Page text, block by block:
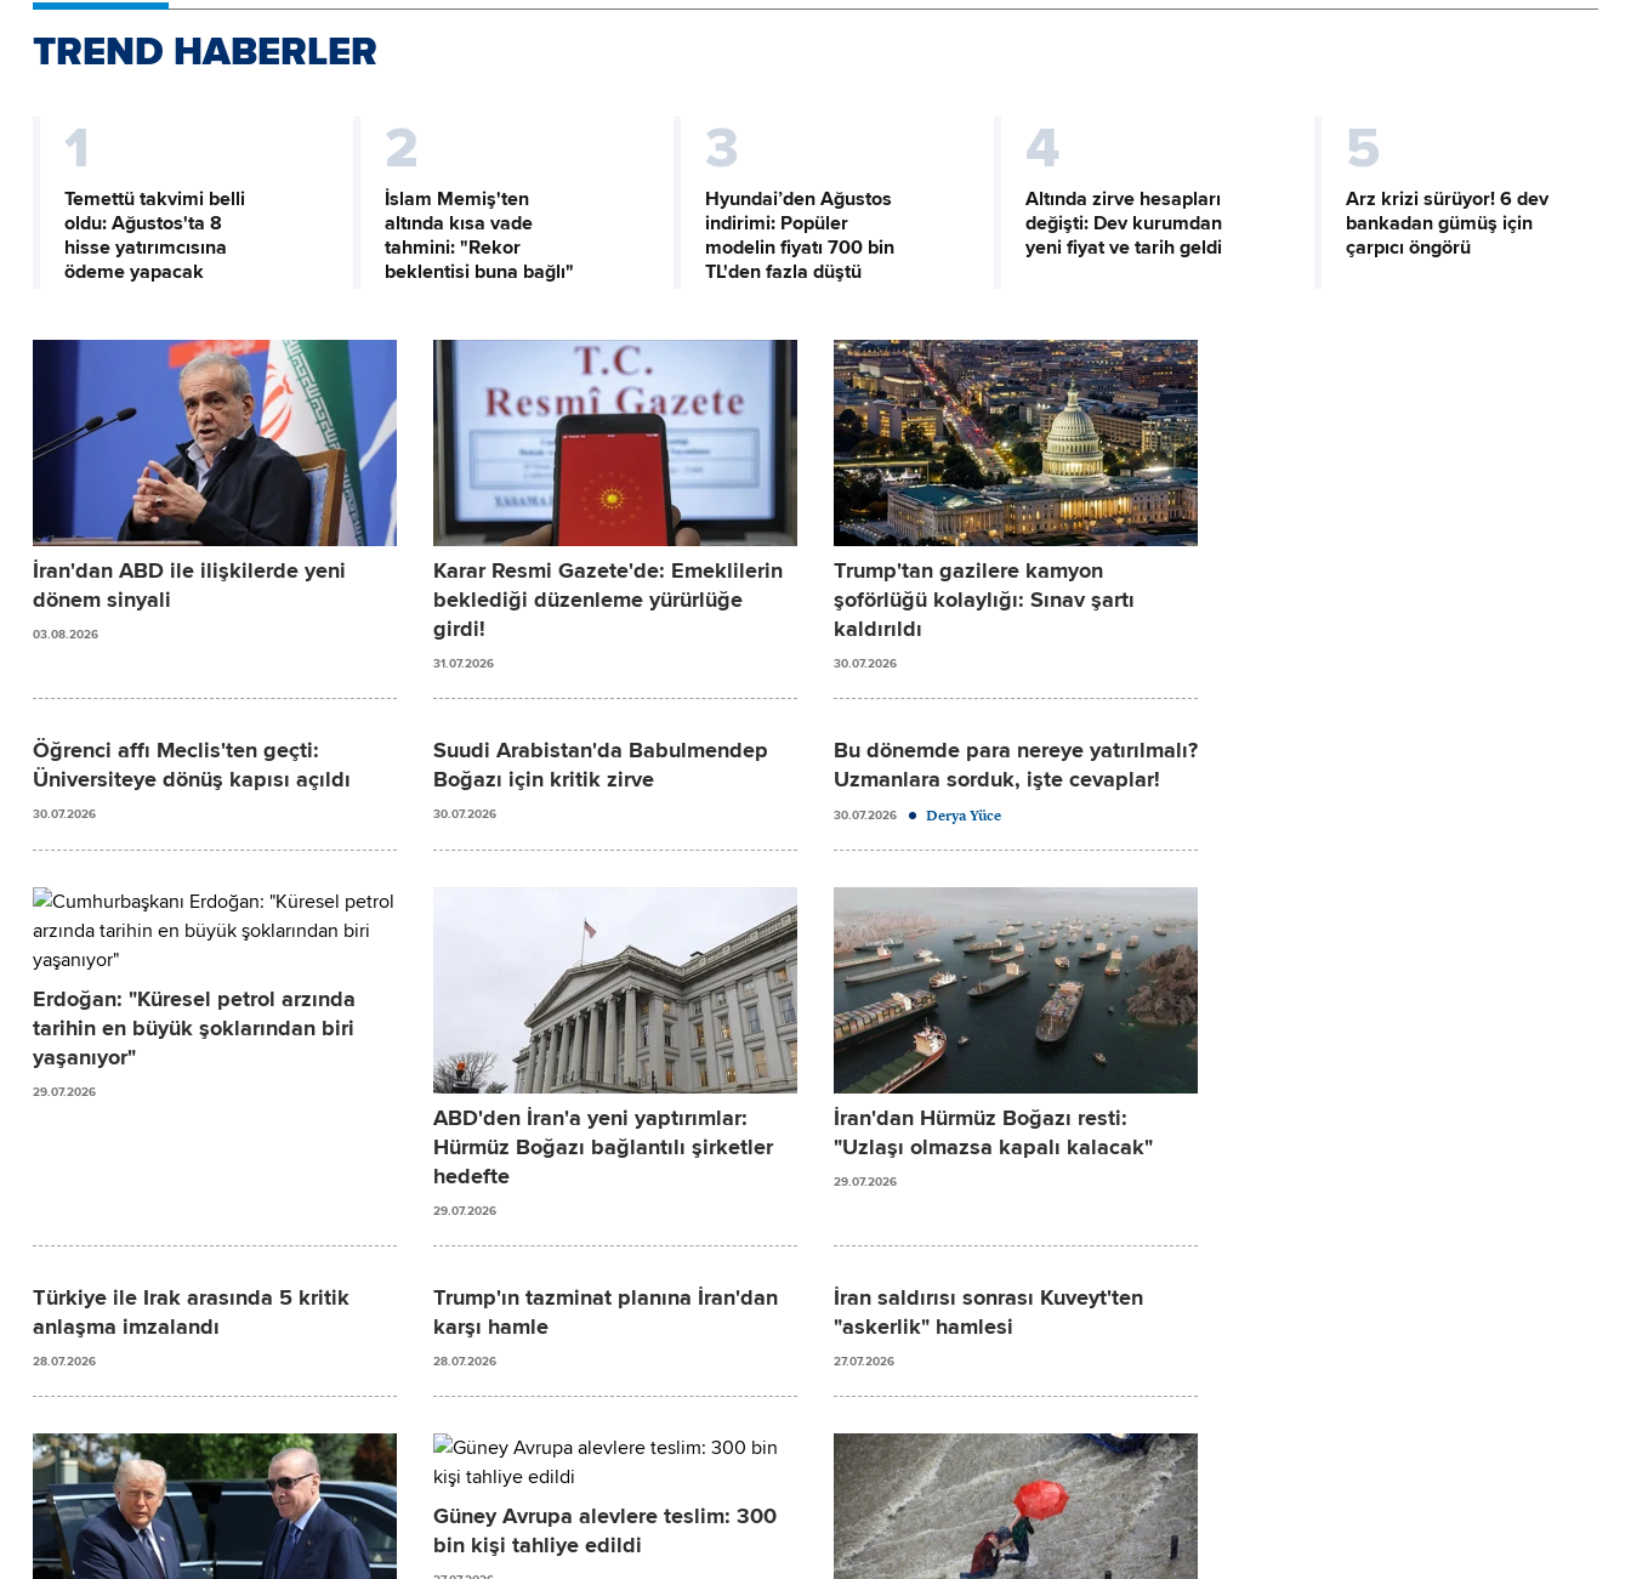
TREND HABERLER
1
Temettü takvimi belli
oldu: Ağustos'ta 8
hisse yatırımcısına
ödeme yapacak
2
İslam Memiş'ten
altında kısa vade
tahmini: "Rekor
beklentisi buna bağlı"
3
Hyundai’den Ağustos
indirimi: Popüler
modelin fiyatı 700 bin
TL'den fazla düştü
4
Altında zirve hesapları
değişti: Dev kurumdan
yeni fiyat ve tarih geldi
5
Arz krizi sürüyor! 6 dev
bankadan gümüş için
çarpıcı öngörü
İran'dan ABD ile ilişkilerde yeni
dönem sinyali
03.08.2026
Karar Resmi Gazete'de: Emeklilerin
beklediği düzenleme yürürlüğe
girdi!
31.07.2026
Trump'tan gazilere kamyon
şoförlüğü kolaylığı: Sınav şartı
kaldırıldı
30.07.2026
Öğrenci affı Meclis'ten geçti:
Üniversiteye dönüş kapısı açıldı
30.07.2026
Suudi Arabistan'da Babulmendep
Boğazı için kritik zirve
30.07.2026
Bu dönemde para nereye yatırılmalı?
Uzmanlara sorduk, işte cevaplar!
30.07.2026 Derya Yüce
Erdoğan: "Küresel petrol arzında
tarihin en büyük şoklarından biri
yaşanıyor"
29.07.2026
ABD'den İran'a yeni yaptırımlar:
Hürmüz Boğazı bağlantılı şirketler
hedefte
29.07.2026
İran'dan Hürmüz Boğazı resti:
"Uzlaşı olmazsa kapalı kalacak"
29.07.2026
Türkiye ile Irak arasında 5 kritik
anlaşma imzalandı
28.07.2026
Trump'ın tazminat planına İran'dan
karşı hamle
28.07.2026
İran saldırısı sonrası Kuveyt'ten
"askerlik" hamlesi
27.07.2026
Güney Avrupa alevlere teslim: 300
bin kişi tahliye edildi